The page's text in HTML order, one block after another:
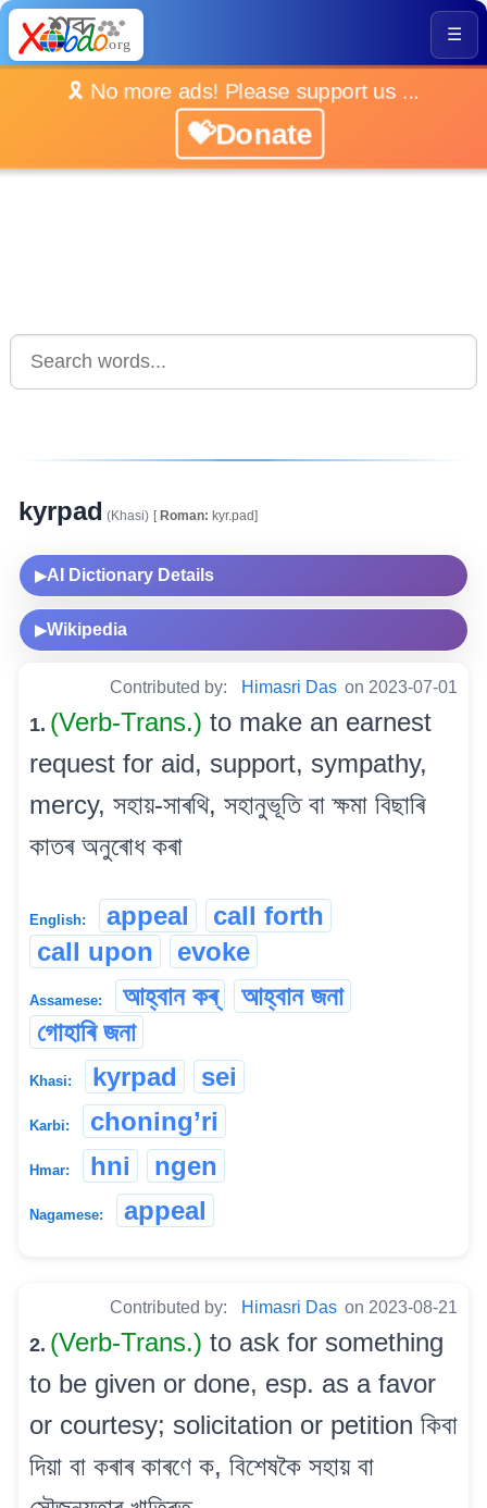
☰
🎗️ No more ads! Please support us ...
💝Donate
kyrpad (Khasi) [Roman: kyr.pad]
▶AI Dictionary Details
▶Wikipedia
Contributed by: Himasri Das on 2023-07-01
1. (Verb-Trans.) to make an earnest
request for aid, support, sympathy,
mercy, সহায়-সাৰথি, সহানুভূতি বা ক্ষমা বিছাৰি
কাতৰ অনুৰোধ কৰা
English: appeal
call forth
call upon
evoke
Assamese: আহ্বান কৰ্
আহ্বান জনা
গোহাৰি জনা
Khasi: kyrpad sei
Karbi: choning’ri
Hmar: hni ngen
Nagamese: appeal
Contributed by: Himasri Das on 2023-08-21
2. (Verb-Trans.) to ask for something
to be given or done, esp. as a favor
or courtesy; solicitation or petition কিবা
দিয়া বা কৰাৰ কাৰণে ক, বিশেষকৈ সহায় বা